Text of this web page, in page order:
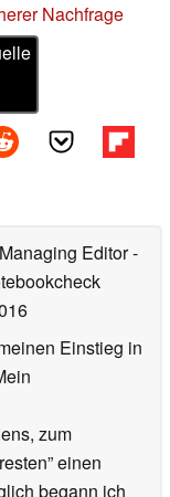
Nachfrage
Editor-
Einstieg in
zum
einen
begann ich